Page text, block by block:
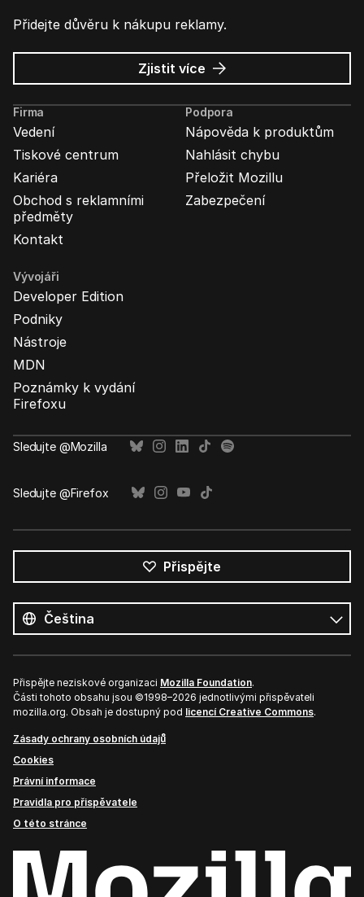
Přidejte důvěru k nákupu reklamy.
Zjistit více o
Mozilla
Ads
Firma
Vedení
Tiskové centrum
Kariéra
Obchod s reklamními
předměty
Kontakt
Podpora
Nápověda k produktům
Nahlásit chybu
Přeložit Mozillu
Zabezpečení
Vývojáři
Developer Edition
Podniky
Nástroje
MDN
Poznámky k vydání
Firefoxu
Sledujte @Mozilla
Sledujte @Firefox
Přispějte
jazyky
Jazyk
Přispějte neziskové organizaci Mozilla Foundation.
Části tohoto obsahu jsou ©1998–2026 jednotlivými přispěvateli
mozilla.org. Obsah je dostupný pod licencí Creative Commons.
Zásady ochrany osobních údajů
Cookies
Právní informace
Pravidla pro přispěvatele
O této stránce